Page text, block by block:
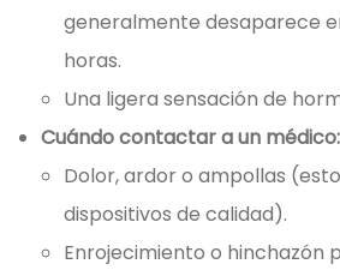
generalmente desaparece
horas.
Una ligera sensación de
Cuándo contactar a un médico:
Dolor, ardor o ampollas
dispositivos de calidad).
Enrojecimiento o hinchazón